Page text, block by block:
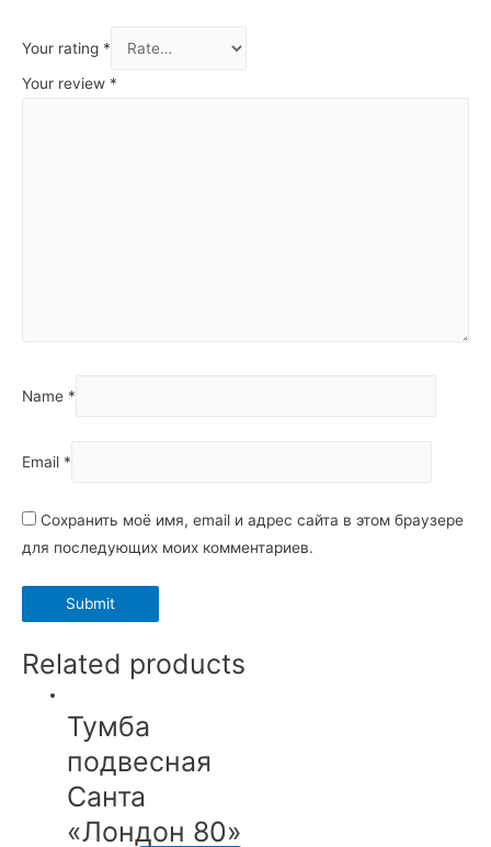
Your rating *
Your review *
Name *
Email *
Сохранить моё имя, email и адрес сайта в этом браузере
для последующих моих комментариев.
Related products
Тумба
подвесная
Санта
«Лондон 80»